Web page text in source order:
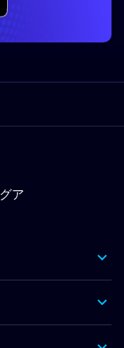
ア